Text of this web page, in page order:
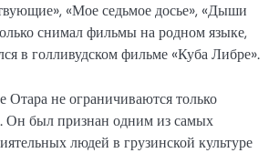
«Мое седьмое досье», «Дыши
снимал фильмы на родном языке,
в голливудском фильме «Куба Либре».
Отара не ограничиваются только
Он был признан одним из самых
людей в грузинской культуре